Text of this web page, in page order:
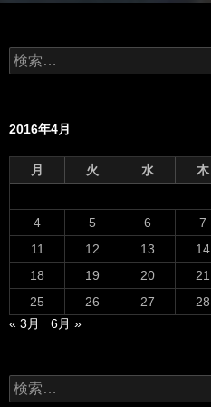
検
索:
2016年4月
月 火 水 木
4
5 6 7
11
12 13 14
18
19 20 21
25
26 27 28
« 3月
6月 »
検
索: